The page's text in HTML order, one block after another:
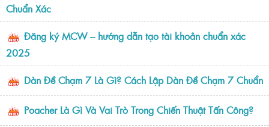
Chuẩn Xác
Đăng ký MCW – hướng dẫn tạo tài khoản chuẩn xác
2025
Dàn Đề Chạm 7 Là Gì? Cách Lập Dàn Đề Chạm 7 Chuẩn
Poacher Là Gì Và Vai Trò Trong Chiến Thuật Tấn Công?